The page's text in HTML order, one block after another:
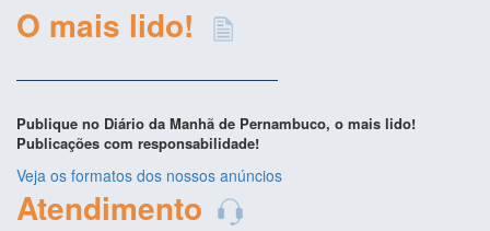
O mais lido!
Publique no Diário da Manhã de Pernambuco, o mais lido!
Publicações com responsabilidade!
Veja os formatos dos nossos anúncios
Atendimento